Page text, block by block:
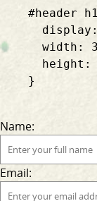
#header
width:
height:
    }
Name:
Email: